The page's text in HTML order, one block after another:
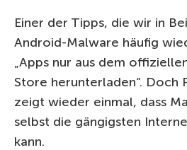
Einer der Tipps, die wir in
Android-Malware häufig
„Apps nur aus dem
Store herunterladen“. Doch
zeigt wieder einmal, dass
selbst die gängigsten
kann.